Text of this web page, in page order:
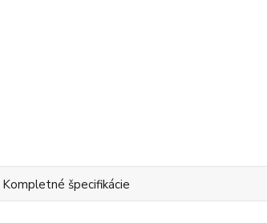
Kompletné špecifikácie